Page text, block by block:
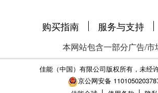
。 当将EOS Webcam
程序时，我们不能保
程序兼容。如果您遇
版软件（如果已安装
序。如果您尝试使用
接收视频源，请关闭
。 当在Firefox浏览器
购买指南 服务与支持
本网站包含一部分广告/
佳能（中国）有限公司版权所有，未经
京公网安备